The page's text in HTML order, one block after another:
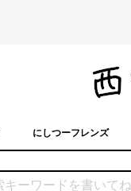
にしつーフレンズ